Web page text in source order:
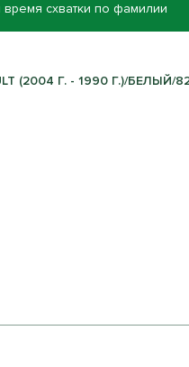
схватки по фамилии
(2004 Г. - 1990 Г.)/БЕЛЫЙ/